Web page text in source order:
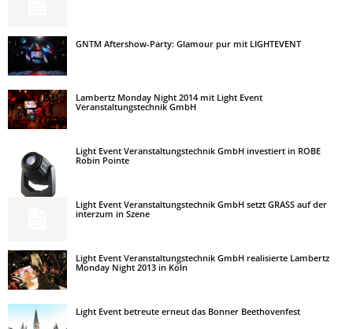
GNTM Aftershow-Party: Glamour pur mit LIGHTEVENT
Lambertz Monday Night 2014 mit Light Event
Veranstaltungstechnik GmbH
Light Event Veranstaltungstechnik GmbH investiert in ROBE
Robin Pointe
Light Event Veranstaltungstechnik GmbH setzt GRASS auf der
interzum in Szene
Light Event Veranstaltungstechnik GmbH realisierte Lambertz
Monday Night 2013 in Köln
Light Event betreute erneut das Bonner Beethovenfest